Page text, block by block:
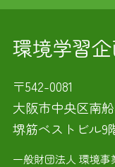
環境学習
〒542-0081
大阪市中央区南船
堺筋ベストビル9
一般財団法人 環境事